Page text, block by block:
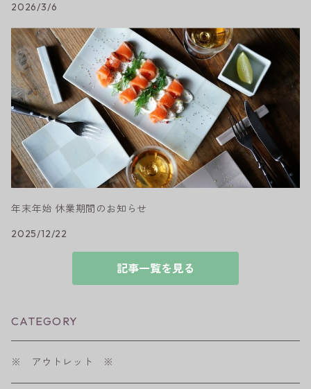
2026/3/6
年末年始 休業期間のお知らせ
2025/12/22
記事一覧を見る
CATEGORY
※ アウトレット ※